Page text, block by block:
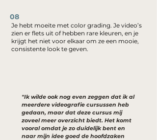
08
Je hebt moeite met color grading. Je video’s
zien er flets uit of hebben rare kleuren, en je
krijgt het niet voor elkaar om ze een mooie,
consistente look te geven.
"Ik wilde ook nog even zeggen dat ik al
meerdere videografie cursussen heb
gedaan, maar dat deze cursus mij
zoveel meer overzicht biedt. Het komt
vooral omdat je zo duidelijk bent en
naar mijn idee goed de hoofdzaken